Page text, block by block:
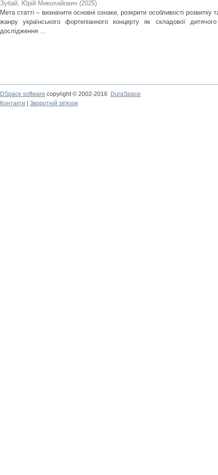
Зубай, Юрій Миколайович (2025)
Мета статті – визначити основні ознаки, розкрити особливості
жанру українського фортепіанного концерту як складової
дослідження ...
DSpace software copyright © 2002-2016
DuraSpace
Контакти
Зворотній зв'язок